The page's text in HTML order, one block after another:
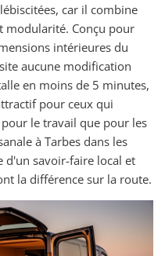
car il combine
modularité. Conçu pour
intérieures du
aucune modification
en moins de 5 minutes,
pour ceux qui
le travail que pour les
à Tarbes dans les
d'un savoir-faire local et
la différence sur la route.